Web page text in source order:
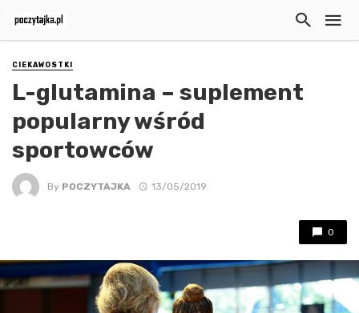
CIEKAWOSTKI
L-glutamina – suplement
popularny wśród
sportowców
By POCZYTAJKA 13/05/2019
0